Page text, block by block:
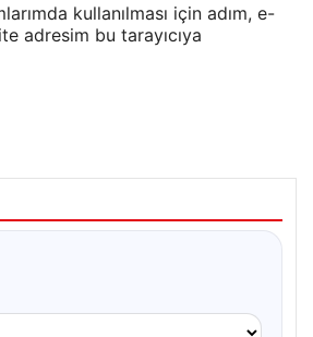
kullanılması için adım, e-
adresim bu tarayıcıya